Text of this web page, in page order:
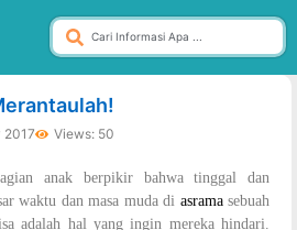
2017 Views: 50
anak berpikir bahwa tinggal dan
waktu dan masa muda di asrama sebuah
adalah hal yang ingin mereka hindari.